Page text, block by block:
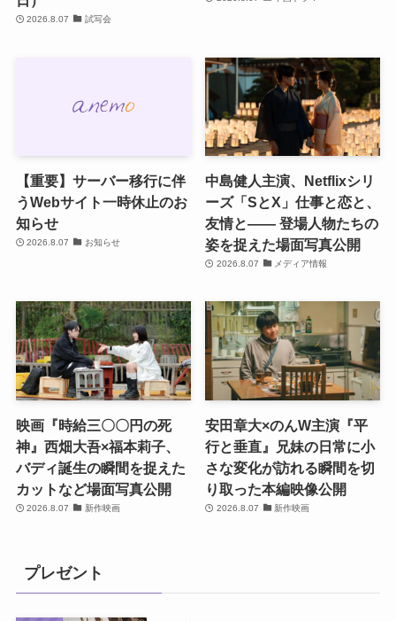
2026.8.07 試写会
【重要】サーバー移行に伴
うWebサイト一時休止のお
知らせ
2026.8.07 お知らせ
中島健人主演、Netflixシリ
ーズ「SとX」仕事と恋と、
友情と―― 登場人物たちの
姿を捉えた場面写真公開
2026.8.07 メディア情報
映画『時給三〇〇円の死
神』西畑大吾×福本莉子、
バディ誕生の瞬間を捉えた
カットなど場面写真公開
2026.8.07 新作映画
安田章大×のんW主演『平
行と垂直』兄妹の日常に小
さな変化が訪れる瞬間を切
り取った本編映像公開
2026.8.07 新作映画
プレゼント